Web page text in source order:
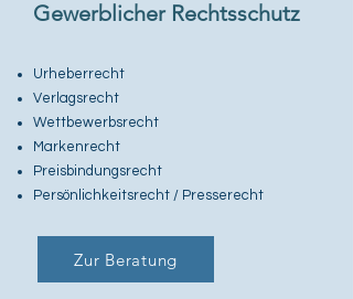
Gewerblicher Rechtsschutz
Urheberrecht
Verlagsrecht
Wettbewerbsrecht
Markenrecht
Preisbindungsrecht
Persönlichkeitsrecht / Presserecht
Zur Beratung